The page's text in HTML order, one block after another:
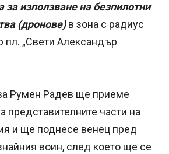
за използване на безпилотни
(дронове)в зона с радиус
пл. „Свети Александър
Румен Радев ще приеме
представителните части на
и ще поднесе венец пред
воин, след което ще се